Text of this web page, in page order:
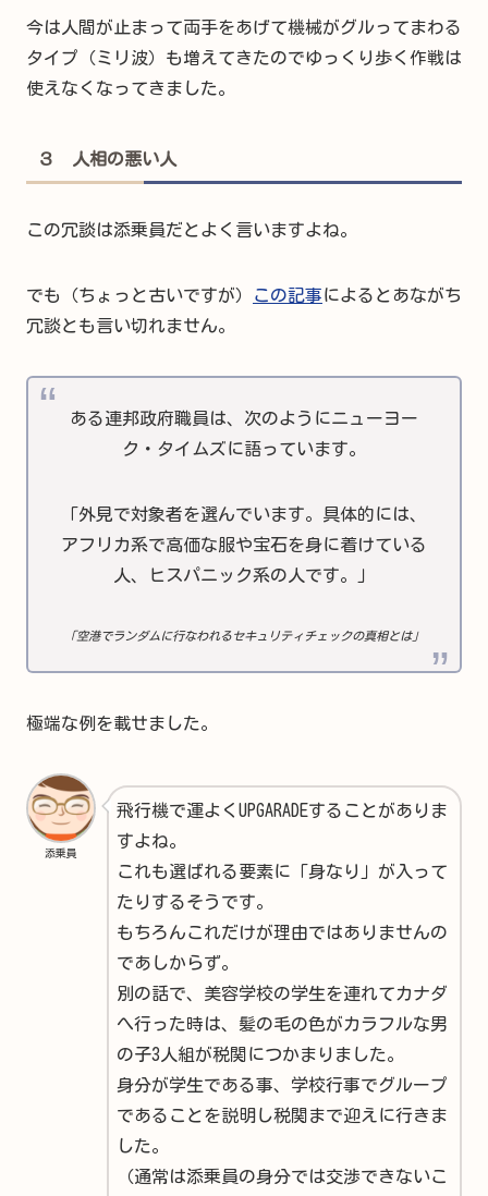
今は人間が止まって両手をあげて機械がグルってまわる
タイプ（ミリ波）も増えてきたのでゆっくり歩く作戦は
使えなくなってきました。
３ 人相の悪い人
この冗談は添乗員だとよく言いますよね。
でも（ちょっと古いですが） この記事によるとあながち
冗談とも言い切れません。
ある連邦政府職員は、次のようにニューヨー
ク・タイムズに語っています。
「外見で対象者を選んでいます。具体的には、
アフリカ系で高価な服や宝石を身に着けている
人、ヒスパニック系の人です。」
「空港でランダムに行なわれるセキュリティチェックの真相とは」
極端な例を載せました。
添乗員
飛行機で運よくUPGARADEすることがありま
すよね。
これも選ばれる要素に「身なり」が入って
たりするそうです。
もちろんこれだけが理由ではありませんの
であしからず。
別の話で、美容学校の学生を連れてカナダ
へ行った時は、髪の毛の色がカラフルな男
の子3人組が税関につかまりました。
身分が学生である事、学校行事でグループ
であることを説明し税関まで迎えに行きま
した。
（通常は添乗員の身分では交渉できないこ